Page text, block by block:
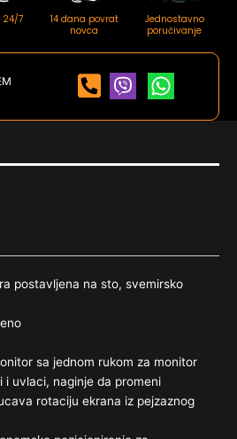
24/7
14 dana povrat
novca
Jednostavno
poručivanje
postavljena na sto, svemirsko
sa jednom rukom za monitor
i uvlaci, naginje da promeni
rotaciju ekrana iz pejzaznog